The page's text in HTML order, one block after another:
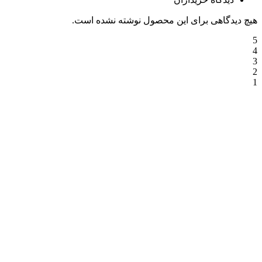
هیچ دیدگاهی برای این محصول نوشته نشده است.
5
4
3
2
1